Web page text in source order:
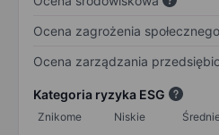
Ocena zagrożenia społecznego
Ocena zarządzania
Kategoria ryzyka ESG
Znikome Niskie